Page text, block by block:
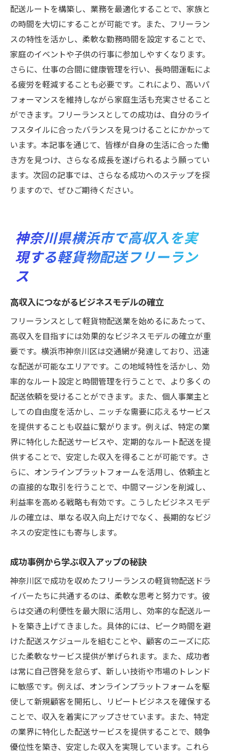
配送ルートを構築し、業務を最適化することで、家族と
の時間を大切にすることが可能です。また、フリーラン
スの特性を活かし、柔軟な勤務時間を設定することで、
家庭のイベントや子供の行事に参加しやすくなります。
さらに、仕事の合間に健康管理を行い、長時間運転によ
る疲労を軽減することも必要です。これにより、高いパ
フォーマンスを維持しながら家庭生活も充実させること
ができます。フリーランスとしての成功は、自分のライ
フスタイルに合ったバランスを見つけることにかかって
います。本記事を通じて、皆様が自身の生活に合った働
き方を見つけ、さらなる成長を遂げられるよう願ってい
ます。次回の記事では、さらなる成功へのステップを探
りますので、ぜひご期待ください。
神奈川県横浜市で高収入を実
現する軽貨物配送フリーラン
ス
高収入につながるビジネスモデルの確立
フリーランスとして軽貨物配送業を始めるにあたって、
高収入を目指すには効果的なビジネスモデルの確立が重
要です。横浜市神奈川区は交通網が発達しており、迅速
な配送が可能なエリアです。この地域特性を活かし、効
率的なルート設定と時間管理を行うことで、より多くの
配送依頼を受けることができます。また、個人事業主と
しての自由度を活かし、ニッチな需要に応えるサービス
を提供することも収益に繋がります。例えば、特定の業
界に特化した配送サービスや、定期的なルート配送を提
供することで、安定した収入を得ることが可能です。さ
らに、オンラインプラットフォームを活用し、依頼主と
の直接的な取引を行うことで、中間マージンを削減し、
利益率を高める戦略も有効です。こうしたビジネスモデ
ルの確立は、単なる収入向上だけでなく、長期的なビジ
ネスの安定性にも寄与します。
成功事例から学ぶ収入アップの秘訣
神奈川区で成功を収めたフリーランスの軽貨物配送ドラ
イバーたちに共通するのは、柔軟な思考と努力です。彼
らは交通の利便性を最大限に活用し、効率的な配送ルー
トを築き上げてきました。具体的には、ピーク時間を避
けた配送スケジュールを組むことや、顧客のニーズに応
じた柔軟なサービス提供が挙げられます。また、成功者
は常に自己啓発を怠らず、新しい技術や市場のトレンド
に敏感です。例えば、オンラインプラットフォームを駆
使して新規顧客を開拓し、リピートビジネスを確保する
ことで、収入を着実にアップさせています。また、特定
の業界に特化した配送サービスを提供することで、競争
優位性を築き、安定した収入を実現しています。これら